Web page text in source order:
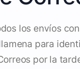
los envíos
para
por la